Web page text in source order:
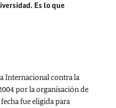
Es lo que
Internacional contra la
por la organisación de
fue eligida para